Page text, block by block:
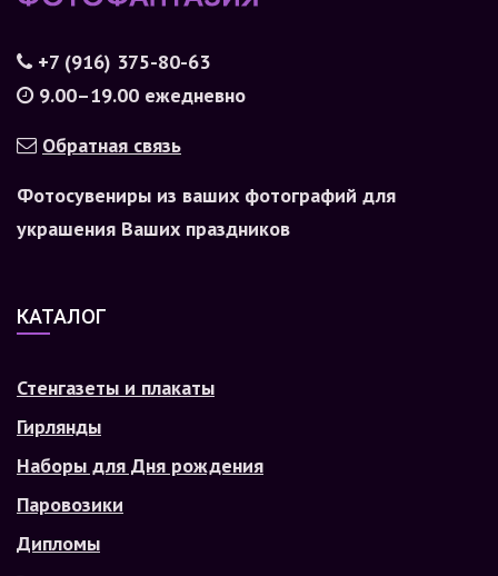
+7 (916) 375-80-63
9.00–19.00 ежедневно
Обратная связь
Фотосувениры из ваших фотографий для
украшения Ваших праздников
КАТАЛОГ
Стенгазеты и плакаты
Гирлянды
Наборы для Дня рождения
Паровозики
Дипломы